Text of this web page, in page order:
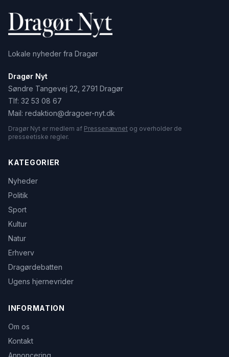
Lokale nyheder fra Dragør
Dragør Nyt
Søndre Tangevej 22, 2791 Dragør
Tlf: 32 53 08 67
Mail: redaktion@dragoer-nyt.dk
Dragør Nyt er medlem af Pressenævnet og overholder de
presseetiske regler.
KATEGORIER
Nyheder
Politik
Sport
Kultur
Natur
Erhverv
Dragørdebatten
Ugens hjernevrider
INFORMATION
Om os
Kontakt
Annoncering